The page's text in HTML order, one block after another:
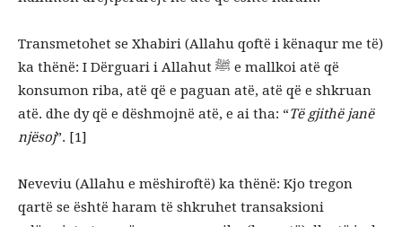
Transmetohet se Xhabiri (Allahu qoftë i kënaqur me të)
ka thënë: I Dërguari i Allahut ﷺ e mallkoi atë që
konsumon riba, atë që e paguan atë, atë që e shkruan
atë. dhe dy që e dëshmojnë atë, e ai tha: “Të gjithë janë
njësoj”. [1]
Neveviu (Allahu e mëshiroftë) ka thënë: Kjo tregon
qartë se është haram të shkruhet transaksioni